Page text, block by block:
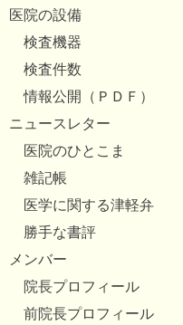
医院の設備
検査機器
検査件数
情報公開（ＰＤＦ）
ニュースレター
医院のひとこま
雑記帳
医学に関する津軽弁
勝手な書評
メンバー
院長プロフィール
前院長プロフィール